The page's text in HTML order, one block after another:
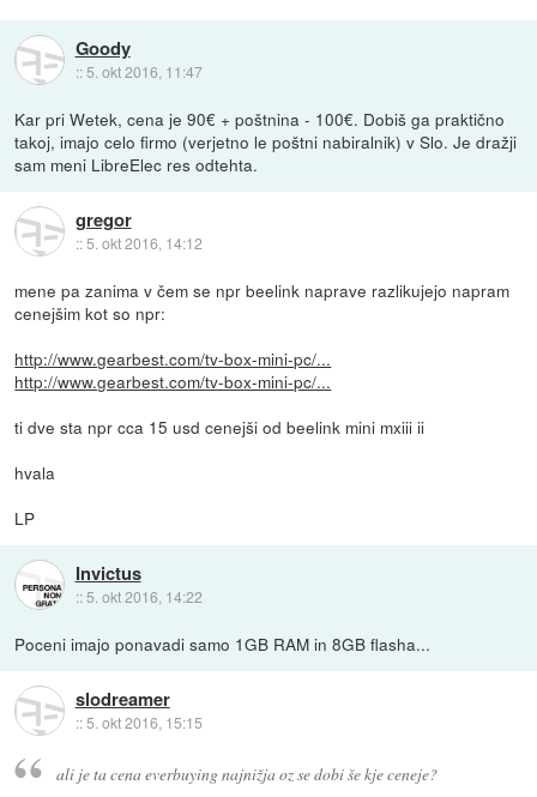
Goody
:: 5. okt 2016, 11:47
Kar pri Wetek, cena je 90€ + poštnina - 100€. Dobiš ga praktično
takoj, imajo celo firmo (verjetno le poštni nabiralnik) v Slo. Je dražji
sam meni LibreElec res odtehta.
gregor
::5. okt 2016, 14:12
mene pa zanima v čem se npr beelink naprave razlikujejo napram
cenejšim kot so npr:
http://www.gearbest.com/tv-box-mini-pc/...
http://www.gearbest.com/tv-box-mini-pc/...
ti dve sta npr cca 15 usd cenejši od beelink mini mxiii ii
hvala
LP
Invictus
:: 5. okt 2016, 14:22
Poceni imajo ponavadi samo 1GB RAM in 8GB flasha...
slodreamer
::5. okt 2016, 15:15
ali je ta cena everbuying najnižja oz se dobi še kje ceneje?